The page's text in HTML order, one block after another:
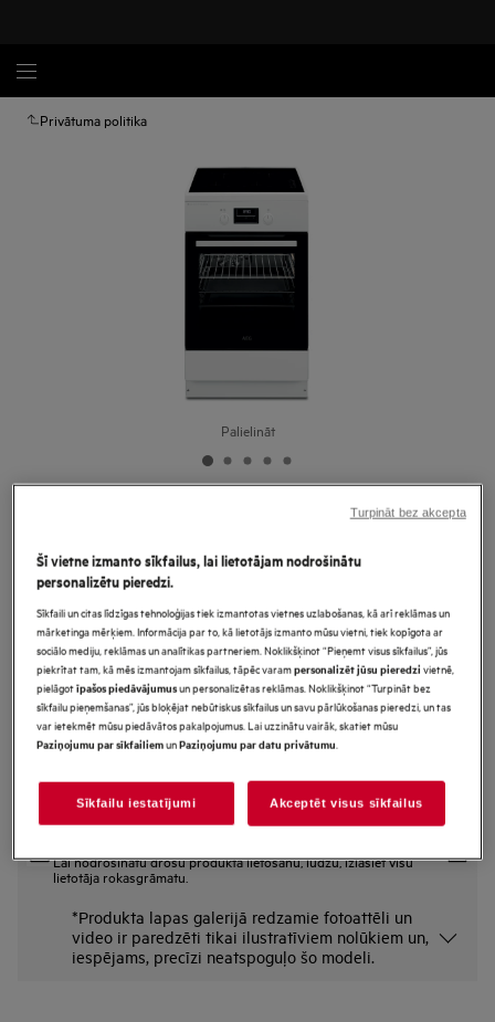
Privātuma politika
Palielināt
6000.sērijas SteamBake Indukcijas
plīts
Ražojuma informācijas lapa
Priekšrocības
Indukcijas plīts virsmas tūlītējai, precīzai gatavošanai lielā karstumā.
Indukcijas plīts – ātra un precīza jaudas regulēšana.
Steambake pievieno tvaiku, lai ceptais sanāktu mitrāks un kraukšķīgāks.
Drošības instrukcijas un drošības brīdinājumi saskaņā ar ES
Lai nodrošinātu drošu produkta lietošanu, lūdzu, izlasiet visu
lietotāja rokasgrāmatu.
*Produkta lapas galerijā redzamie fotoattēli un
video ir paredzēti tikai ilustratīviem nolūkiem un,
iespējams, precīzi neatspoguļo šo modeli.
Šī vietne izmanto sīkfailus, lai lietotājam nodrošinātu
personalizētu pieredzi.
Sīkfaili un citas līdzīgas tehnoloģijas tiek izmantotas vietnes uzlabošanas, kā arī reklāmas un
mārketinga mērķiem. Informācija par to, kā lietotājs izmanto mūsu vietni, tiek kopīgota ar
sociālo mediju, reklāmas un analītikas partneriem. Noklikšķinot “Pieņemt visus sīkfailus”, jūs
piekrītat tam, kā mēs izmantojam sīkfailus, tāpēc varampersonalizēt jūsu pieredzivietnē,
pielāgotīpašos piedāvājumusun personalizētas reklāmas. Noklikšķinot “Turpināt bez
sīkfailu pieņemšanas”, jūs bloķējat nebūtiskus sīkfailus un savu pārlūkošanas pieredzi, un tas
var ietekmēt mūsu piedāvātos pakalpojumus. Lai uzzinātu vairāk, skatiet mūsu
Paziņojumu par sīkfailiemunPaziņojumu par datu privātumu.
Sīkfailu iestatījumi Akceptēt visus sīkfailus
Turpināt bez akcepta